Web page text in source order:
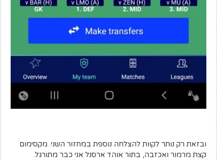
ובזאת רק נותר לקוות להצלחה נוספת במחזור השני. מקסימום
קצת מרמור ואכזבה, בתור אוהד ארסנל אני כבר מתורגל.